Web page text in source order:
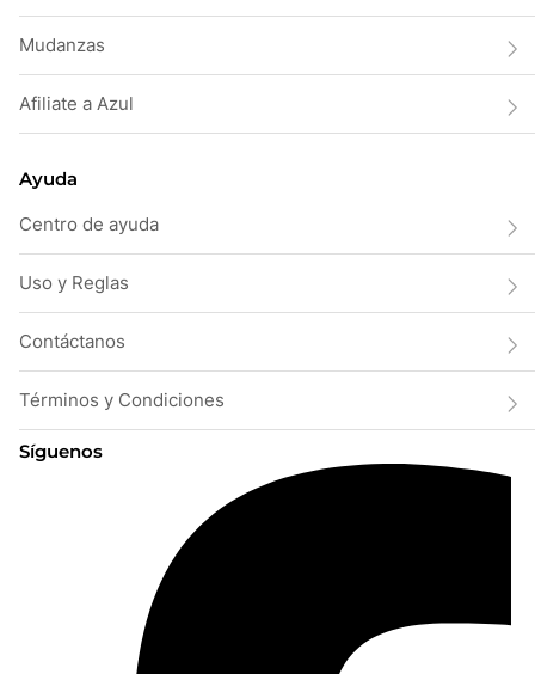
Mudanzas
Afiliate a Azul
Ayuda
Centro de ayuda
Uso y Reglas
Contáctanos
Términos y Condiciones
Síguenos